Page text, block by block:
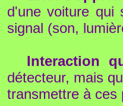
d'une voiture qui
signal (son,
Interaction
détecteur, mais
transmettre à ces